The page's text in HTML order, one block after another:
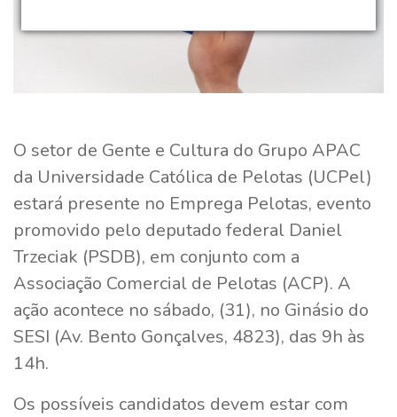
O setor de Gente e Cultura do Grupo APAC
da Universidade Católica de Pelotas (UCPel)
estará presente no Emprega Pelotas, evento
promovido pelo deputado federal Daniel
Trzeciak (PSDB), em conjunto com a
Associação Comercial de Pelotas (ACP). A
ação acontece no sábado, (31), no Ginásio do
SESI (Av. Bento Gonçalves, 4823), das 9h às
14h.
Os possíveis candidatos devem estar com